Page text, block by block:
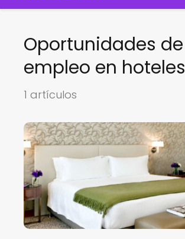
Oportunidades de
empleo en hoteles
1 artículos